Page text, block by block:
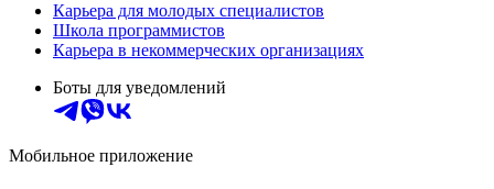
Карьера для молодых специалистов
Школа программистов
Карьера в некоммерческих организациях
Боты для уведомлений
Мобильное приложение